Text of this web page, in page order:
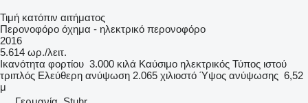
Τιμή κατόπιν αιτήματος
Περονοφόρο όχημα - ηλεκτρικό περονοφόρο
2016
5.614 ωρ./λειτ.
Ικανότητα φορτίου 3.000 κιλά Καύσιμο ηλεκτρικός Τύπος ιστού
τριπλός Ελεύθερη ανύψωση 2.065 χιλιοστό Ύψος ανύψωσης 6,52
μ